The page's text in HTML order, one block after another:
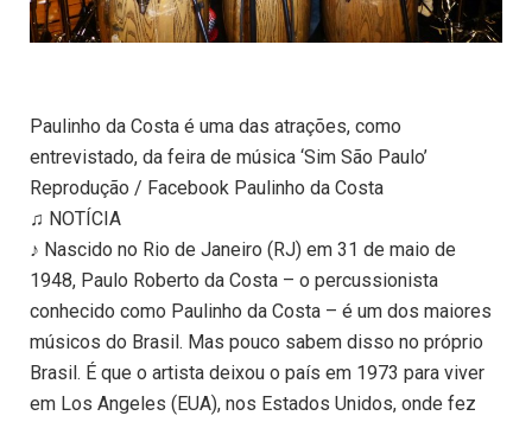
Paulinho da Costa é uma das atrações, como
entrevistado, da feira de música ‘Sim São Paulo’
Reprodução / Facebook Paulinho da Costa
♫ NOTÍCIA
♪ Nascido no Rio de Janeiro (RJ) em 31 de maio de
1948, Paulo Roberto da Costa – o percussionista
conhecido como Paulinho da Costa – é um dos maiores
músicos do Brasil. Mas pouco sabem disso no próprio
Brasil. É que o artista deixou o país em 1973 para viver
em Los Angeles (EUA), nos Estados Unidos, onde fez